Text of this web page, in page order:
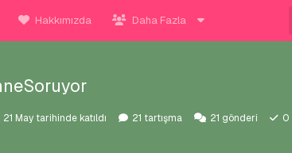
Hakkımızda Daha Fazla
21 May tarihinde katıldı 21 tartışma 21 gönderi 0